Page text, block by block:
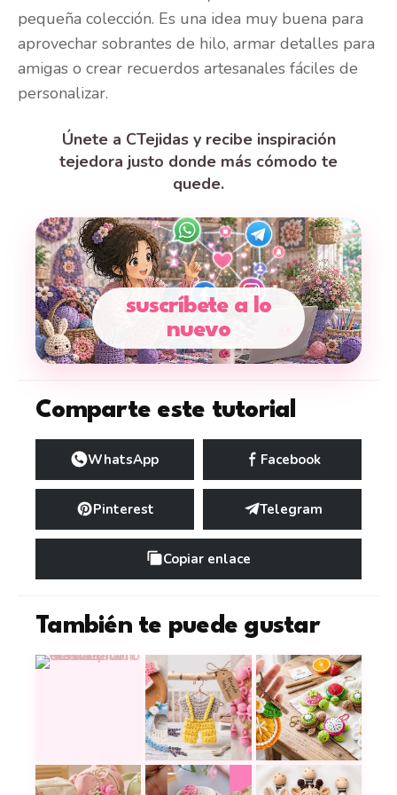
pequeña colección. Es una idea muy buena para
aprovechar sobrantes de hilo, armar detalles para
amigas o crear recuerdos artesanales fáciles de
personalizar.
Únete a CTejidas y recibe inspiración
tejedora justo donde más cómodo te
quede.
suscríbete a lo
nuevo
Comparte este tutorial
WhatsApp Facebook
Pinterest Telegram
Copiar enlace
También te puede gustar
Llavero corazón con alas a crochet: un detalle
17 recuerdos a crochet para
Flores, frutas y